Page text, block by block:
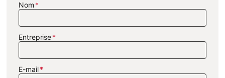
Nom
Entreprise
E-mail